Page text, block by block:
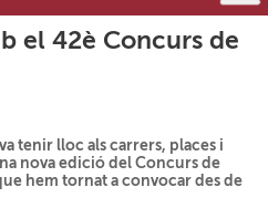
el 42è Concurs de
tenir lloc als carrers, places i
nova edició del Concurs de
hem tornat a convocar des de